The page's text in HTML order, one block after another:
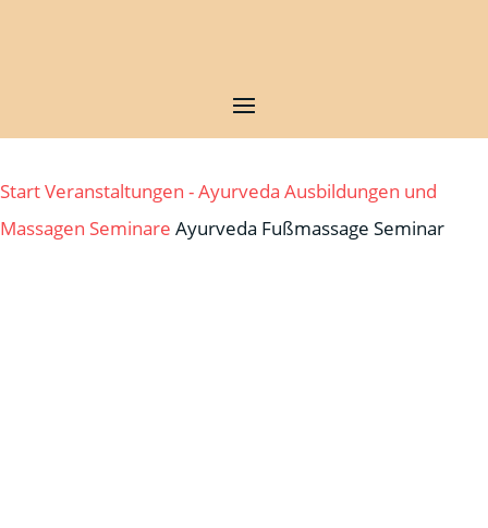
StartVeranstaltungen - Ayurveda Ausbildungen und
Massagen Seminare Ayurveda Fußmassage Seminar